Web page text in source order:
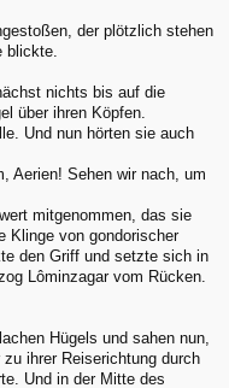
der plötzlich stehen
blickte.
nichts bis auf die
über ihren Köpfen.
Und nun hörten sie auch
Aerien! Sehen wir nach, um
mitgenommen, das sie
Klinge von gondorischer
den Griff und setzte sich in
Lôminzagar vom Rücken.
Hügels und sahen nun,
ihrer Reiserichtung durch
Und in der Mitte des